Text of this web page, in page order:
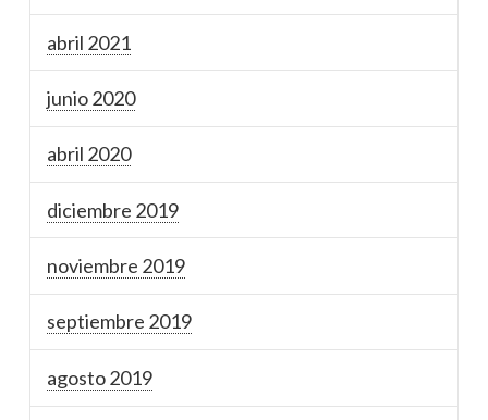
abril 2021
junio 2020
abril 2020
diciembre 2019
noviembre 2019
septiembre 2019
agosto 2019